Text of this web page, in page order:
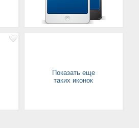
Показать еще
таких иконок